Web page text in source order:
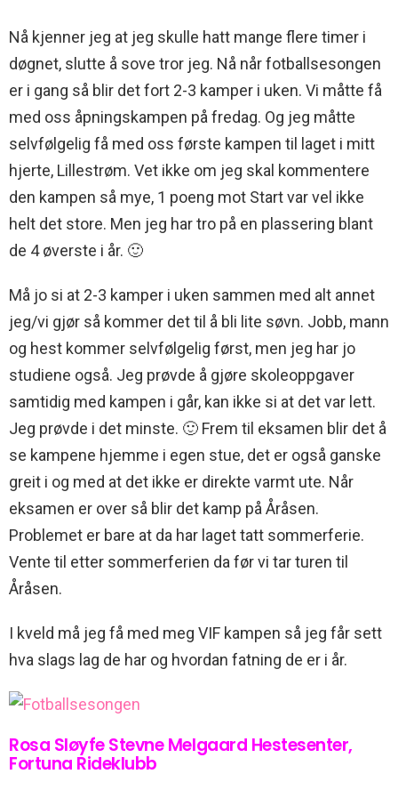
Nå kjenner jeg at jeg skulle hatt mange flere timer i
døgnet, slutte å sove tror jeg. Nå når fotballsesongen
er i gang så blir det fort 2-3 kamper i uken. Vi måtte få
med oss åpningskampen på fredag. Og jeg måtte
selvfølgelig få med oss første kampen til laget i mitt
hjerte, Lillestrøm. Vet ikke om jeg skal kommentere
den kampen så mye, 1 poeng mot Start var vel ikke
helt det store. Men jeg har tro på en plassering blant
de 4 øverste i år. 🙂
Må jo si at 2-3 kamper i uken sammen med alt annet
jeg/vi gjør så kommer det til å bli lite søvn. Jobb, mann
og hest kommer selvfølgelig først, men jeg har jo
studiene også. Jeg prøvde å gjøre skoleoppgaver
samtidig med kampen i går, kan ikke si at det var lett.
Jeg prøvde i det minste. 🙂 Frem til eksamen blir det å
se kampene hjemme i egen stue, det er også ganske
greit i og med at det ikke er direkte varmt ute. Når
eksamen er over så blir det kamp på Åråsen.
Problemet er bare at da har laget tatt sommerferie.
Vente til etter sommerferien da før vi tar turen til
Åråsen.
I kveld må jeg få med meg VIF kampen så jeg får sett
hva slags lag de har og hvordan fatning de er i år.
Rosa Sløyfe Stevne Melgaard Hestesenter,
Fortuna Rideklubb